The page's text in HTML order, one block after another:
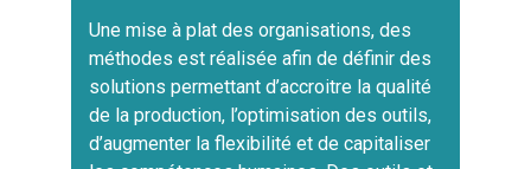
Une mise à plat des organisations, des
méthodes est réalisée afin de définir des
solutions permettant d’accroitre la qualité
de la production, l’optimisation des outils,
d’augmenter la flexibilité et de capitaliser